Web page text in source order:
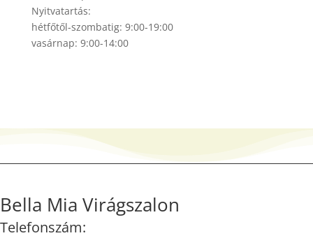
Nyitvatartás:
hétfőtől-szombatig: 9:00-19:00
vasárnap: 9:00-14:00
Bella Mia Virágszalon
Telefonszám: